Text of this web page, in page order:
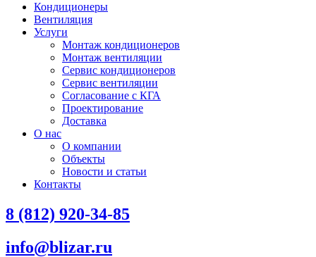
Кондиционеры
Вентиляция
Услуги
Монтаж кондиционеров
Монтаж вентиляции
Сервис кондиционеров
Сервис вентиляции
Согласование с КГА
Проектирование
Доставка
О нас
О компании
Объекты
Новости и статьи
Контакты
8 (812) 920-34-85
info@blizar.ru